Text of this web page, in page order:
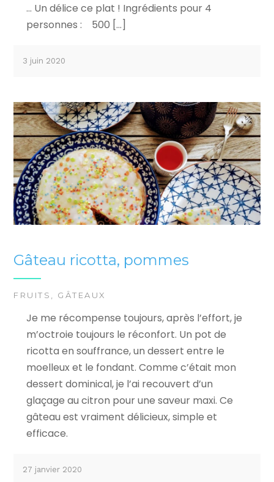
… Un délice ce plat ! Ingrédients pour 4
personnes : 500 […]
3 juin 2020
Gâteau ricotta, pommes
FRUITS GÂTEAUX
Je me récompense toujours, après l’effort, je
m’octroie toujours le réconfort. Un pot de
ricotta en souffrance, un dessert entre le
moelleux et le fondant. Comme c’était mon
dessert dominical, je l’ai recouvert d’un
glaçage au citron pour une saveur maxi. Ce
gâteau est vraiment délicieux, simple et
efficace.
27 janvier 2020